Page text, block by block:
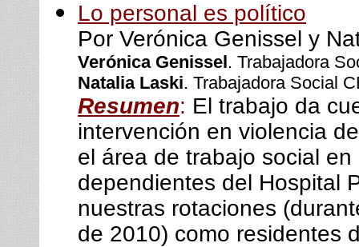
Lo personal es político
Por Verónica Genissel y
Verónica Genissel. Trabajadora
Natalia Laski. Trabajadora Social
Resumen: El trabajo da
intervención en violencia
el área de trabajo social en
dependientes del Hospital
nuestras rotaciones
de 2010) como residentes